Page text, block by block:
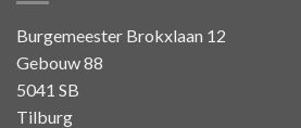
Burgemeester Brokxlaan 12
Gebouw 88
5041 SB
Tilburg